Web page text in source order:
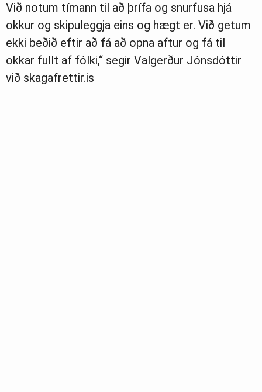
Við notum tímann til að þrífa og snurfusa hjá
okkur og skipuleggja eins og hægt er. Við getum
ekki beðið eftir að fá að opna aftur og fá til
okkar fullt af fólki,“ segir Valgerður Jónsdóttir
við skagafrettir.is